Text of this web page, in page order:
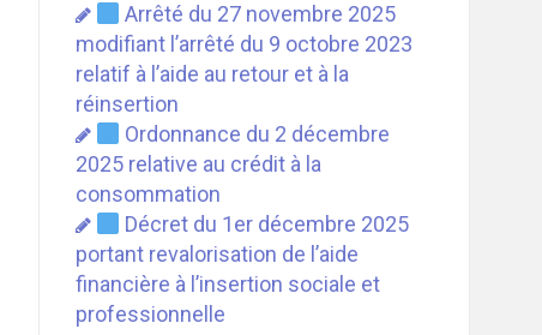
Arrêté du 27 novembre 2025
modifiant l’arrêté du 9 octobre 2023
relatif à l’aide au retour et à la
réinsertion
Ordonnance du 2 décembre
2025 relative au crédit à la
consommation
Décret du 1er décembre 2025
portant revalorisation de l’aide
financière à l’insertion sociale et
professionnelle